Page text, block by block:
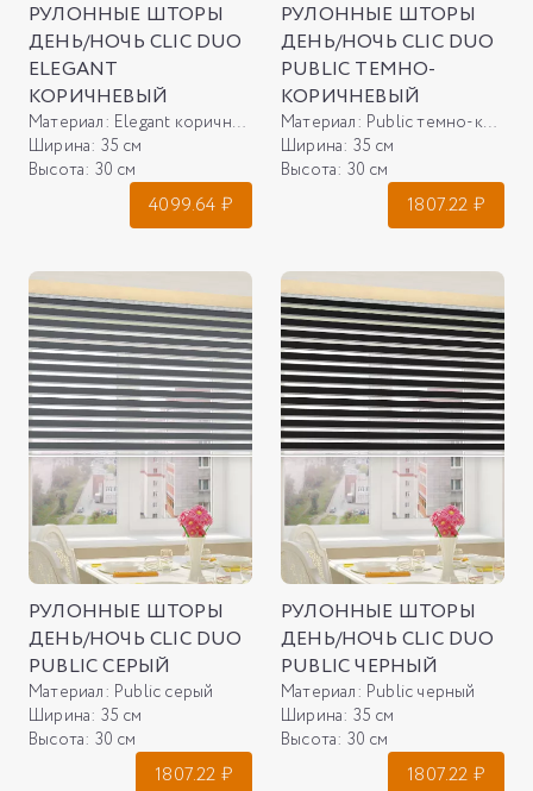
РУЛОННЫЕ ШТОРЫ
ДЕНЬ/НОЧЬ CLIC DUO
ELEGANT
КОРИЧНЕВЫЙ
Материал: Elegant коричневый
Ширина: 35 см
Высота: 30 см
4099.64 ₽
РУЛОННЫЕ ШТОРЫ
ДЕНЬ/НОЧЬ CLIC DUO
PUBLIC ТЕМНО-
КОРИЧНЕВЫЙ
Материал: Public темно-коричневый
Ширина: 35 см
Высота: 30 см
1807.22 ₽
РУЛОННЫЕ ШТОРЫ
ДЕНЬ/НОЧЬ CLIC DUO
PUBLIC СЕРЫЙ
Материал: Public серый
Ширина: 35 см
Высота: 30 см
1807.22 ₽
РУЛОННЫЕ ШТОРЫ
ДЕНЬ/НОЧЬ CLIC DUO
PUBLIC ЧЕРНЫЙ
Материал: Public черный
Ширина: 35 см
Высота: 30 см
1807.22 ₽